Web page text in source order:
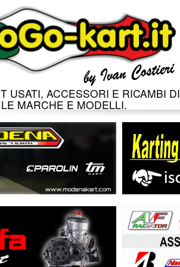
USATI, ACCESSORI E RICAMBI DI
MARCHE E MODELLI.